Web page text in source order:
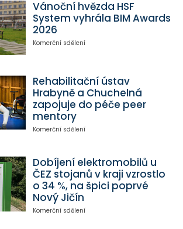
Vánoční hvězda HSF
System vyhrála BIM Awards
2026
Komerční sdělení
Rehabilitační ústav
Hrabyně a Chuchelná
zapojuje do péče peer
mentory
Komerční sdělení
Dobíjení elektromobilů u
ČEZ stojanů v kraji vzrostlo
o 34 %, na špici poprvé
Nový Jičín
Komerční sdělení